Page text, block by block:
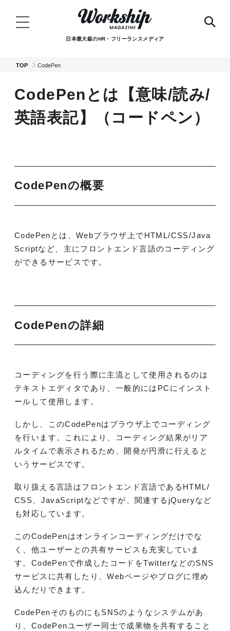
日本最大級のHR・フリーランスメディア
TOP CodePen
CodePenとは【意味/読み/
英語表記】（コードペン）
CodePenの概要
CodePenとは、Webブラウザ上でHTML/CSS/Java
Scriptなど、主にフロントエンド言語のコーディング
ができるサービスです。
CodePenの詳細
コーディングを行う際に主流として使用されるのは
テキストエディタであり、一般的にはPCにインスト
ールして使用します。
しかし、このCodePenはブラウザ上でコーディング
を行います。これにより、コーディング結果がリア
ルタイムで表示されるため、開発が円滑に行えると
いうサービスです。
取り扱える言語はフロントエンド言語であるHTML/
CSS、JavaScriptなどですが、関連するjQueryなど
も対応しています。
このCodePenはオンラインコーディングだけでな
く、他ユーザーとの共有サービスも充実していま
す。CodePenで作成したコードをTwitterなどのSNS
サービスに共有したり、Webページやブログに埋め
込んだりできます。
CodePenそのものにもSNSのようなシステムがあ
り、CodePenユーザー同士で成果物を共有すること